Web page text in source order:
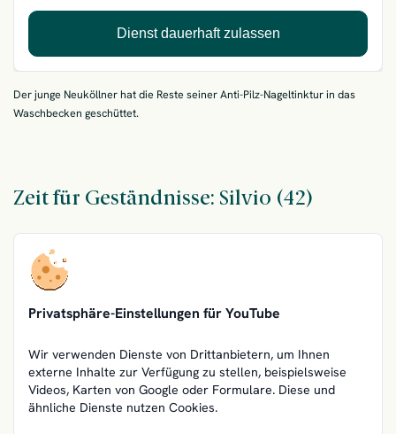
Dienst dauerhaft zulassen
Der junge Neuköllner hat die Reste seiner Anti-Pilz-Nageltinktur in das
Waschbecken geschüttet.
Zeit für Geständnisse: Silvio (42)
Privatsphäre-Einstellungen für YouTube
Wir verwenden Dienste von Drittanbietern, um Ihnen
externe Inhalte zur Verfügung zu stellen, beispielsweise
Videos, Karten von Google oder Formulare. Diese und
ähnliche Dienste nutzen Cookies.